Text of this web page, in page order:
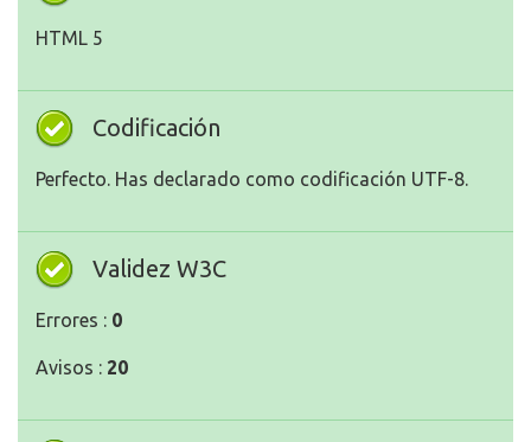
HTML 5
Codificación
Perfecto. Has declarado como codificación UTF-8.
Validez W3C
Errores : 0
Avisos : 20